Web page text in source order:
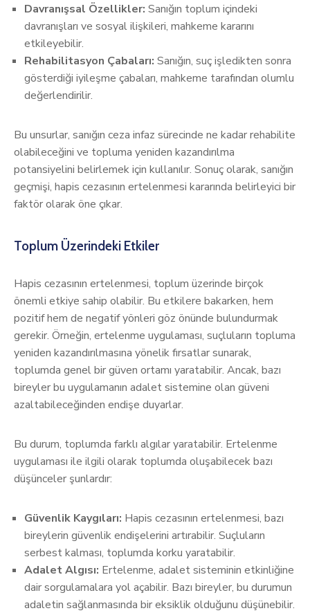
Davranışsal Özellikler: Sanığın toplum içindeki
davranışları ve sosyal ilişkileri, mahkeme kararını
etkileyebilir.
Rehabilitasyon Çabaları: Sanığın, suç işledikten sonra
gösterdiği iyileşme çabaları, mahkeme tarafından olumlu
değerlendirilir.
Bu unsurlar, sanığın ceza infaz sürecinde ne kadar rehabilite
olabileceğini ve topluma yeniden kazandırılma
potansiyelini belirlemek için kullanılır. Sonuç olarak, sanığın
geçmişi, hapis cezasının ertelenmesi kararında belirleyici bir
faktör olarak öne çıkar.
Toplum Üzerindeki Etkiler
Hapis cezasının ertelenmesi, toplum üzerinde birçok
önemli etkiye sahip olabilir. Bu etkilere bakarken, hem
pozitif hem de negatif yönleri göz önünde bulundurmak
gerekir. Örneğin, ertelenme uygulaması, suçluların topluma
yeniden kazandırılmasına yönelik fırsatlar sunarak,
toplumda genel bir güven ortamı yaratabilir. Ancak, bazı
bireyler bu uygulamanın adalet sistemine olan güveni
azaltabileceğinden endişe duyarlar.
Bu durum, toplumda farklı algılar yaratabilir. Ertelenme
uygulaması ile ilgili olarak toplumda oluşabilecek bazı
düşünceler şunlardır:
Güvenlik Kaygıları: Hapis cezasının ertelenmesi, bazı
bireylerin güvenlik endişelerini artırabilir. Suçluların
serbest kalması, toplumda korku yaratabilir.
Adalet Algısı: Ertelenme, adalet sisteminin etkinliğine
dair sorgulamalara yol açabilir. Bazı bireyler, bu durumun
adaletin sağlanmasında bir eksiklik olduğunu düşünebilir.